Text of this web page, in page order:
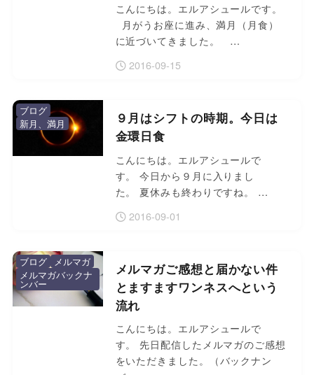
こんにちは。エルアシュールです。
月がうお座に進み、満月（月食）
に近づいてきました。 …
2016-09-15
９月はシフトの時期。今日は
金環日食
こんにちは。エルアシュールで
す。 今日から９月に入りまし
た。 夏休みも終わりですね。 …
2016-09-01
ブログ
新月、満月
メルマガご感想と届かない件
とますますワンネスへという
流れ
こんにちは。エルアシュールで
す。 先日配信したメルマガのご感想
をいただきました。（バックナン
ブログ
メルマガ
メルマガバックナ
ンバー